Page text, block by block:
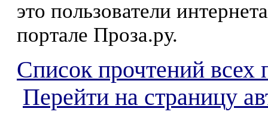
это пользователи
портале Проза.ру.
Список прочтений всех
Перейти на страницу